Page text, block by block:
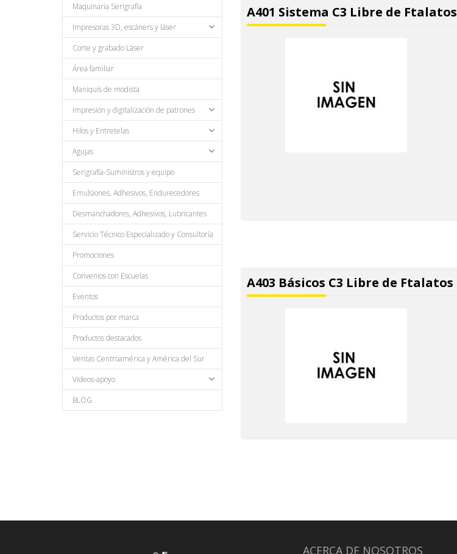
Maquinaria Serigrafía
Impresoras 3D, escáners y láser
Corte y grabado Láser
Área familiar
Maniquís de modista
Impresión y digitalización de patrones
Hilos y Entretelas
Agujas
Serigrafía-Suministros y equipo
Emulsiones, Adhesivos, Endurecedores
Desmanchadores, Adhesivos, Lubricantes
Servicio Técnico Especializado y Consultoría
Promociones
Convenios con Escuelas
Eventos
Productos por marca
Productos destacados
Ventas Centroamérica y América del Sur
Videos-apoyo
BLOG
A401 Sistema C3 Libre de Ftalatos
A403 Básicos C3 Libre de Ftalatos
ACERCA DE NOSOTROS